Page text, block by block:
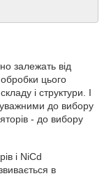
залежать від
обробки цього
і структури. І
уважними до вибору
- до вибору
і NiCd
в